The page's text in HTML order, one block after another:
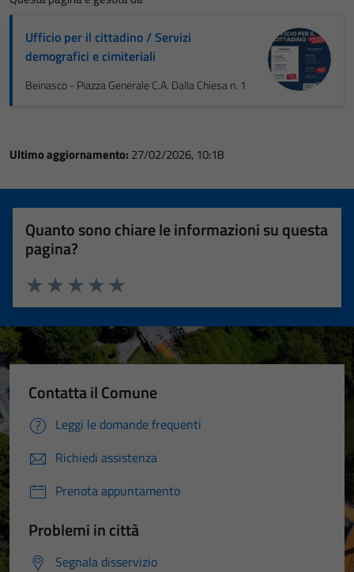
Ufficio per il cittadino / Servizi
demografici e cimiteriali
Beinasco - Piazza Generale C.A. Dalla Chiesa n. 1
Ultimo aggiornamento: 27/02/2026, 10:18
Quanto sono chiare le informazioni su questa
pagina?
Valuta 5 stelle su 5
Valuta 4 stelle su 5
Valuta 3 stelle su 5
Valuta 2 stelle su 5
Valuta 1 stelle su 5
Contatta il Comune
Leggi le domande frequenti
Richiedi assistenza
Prenota appuntamento
Problemi in città
Segnala disservizio